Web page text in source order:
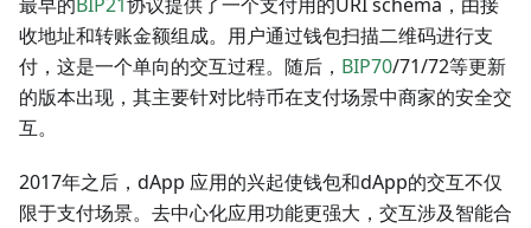
收地址和转账金额组成。用户通过钱包扫描二维码进行支
付，这是一个单向的交互过程。随后， BIP70/71/72等更新
的版本出现，其主要针对比特币在支付场景中商家的安全交
互。
2017年之后，dApp 应用的兴起使钱包和dApp的交互不仅
限于支付场景。去中心化应用功能更强大，交互涉及智能合